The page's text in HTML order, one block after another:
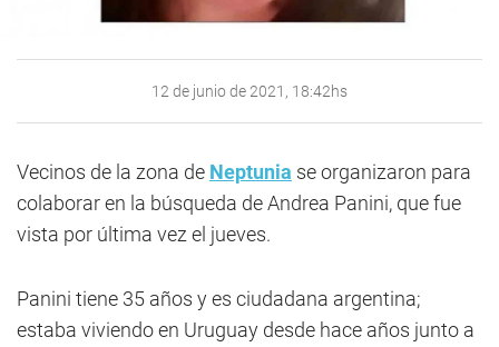
12 de junio de 2021, 18:42hs
Vecinos de la zona de Neptunia se organizaron para
colaborar en la búsqueda de Andrea Panini, que fue
vista por última vez el jueves.
Panini tiene 35 años y es ciudadana argentina;
estaba viviendo en Uruguay desde hace años junto a